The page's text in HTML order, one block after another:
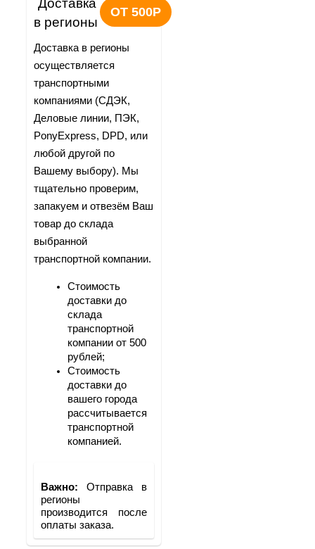
Доставка
в регионы
ОТ 500Р
Доставка в регионы
осуществляется
транспортными
компаниями (СДЭК,
Деловые линии, ПЭК,
PonyExpress, DPD, или
любой другой по
Вашему выбору). Мы
тщательно проверим,
запакуем и отвезём Ваш
товар до склада
выбранной
транспортной компании.
Стоимость
доставки до
склада
транспортной
компании от 500
рублей;
Стоимость
доставки до
вашего города
рассчитывается
транспортной
компанией.
Важно: Отправка в
регионы
производится после
оплаты заказа.